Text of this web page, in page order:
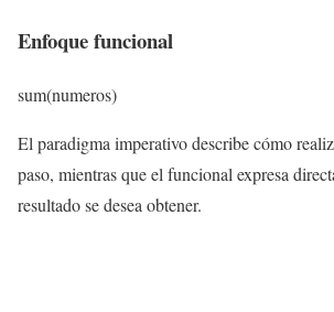
Enfoque funcional
sum(numeros)
El paradigma imperativo describe cómo
paso, mientras que el funcional expresa
resultado se desea obtener.